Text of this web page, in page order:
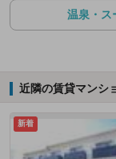
温泉・ス
近隣の賃貸マンシ
新着